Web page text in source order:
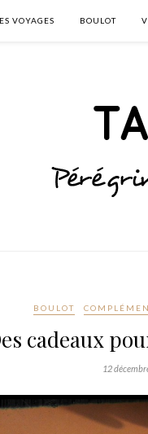
VOYAGES BOULOT
BOULOT
cadeaux
12